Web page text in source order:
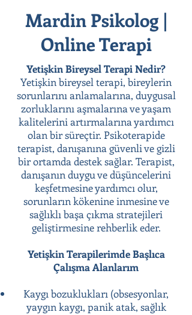
Mardin Psikolog |
Online Terapi
Yetişkin Bireysel Terapi Nedir?
Yetişkin bireysel terapi, bireylerin
sorunlarını anlamalarına, duygusal
zorluklarını aşmalarına ve yaşam
kalitelerini artırmalarına yardımcı
olan bir süreçtir. Psikoterapide
terapist, danışanına güvenli ve gizli
bir ortamda destek sağlar. Terapist,
danışanın duygu ve düşüncelerini
keşfetmesine yardımcı olur,
sorunların kökenine inmesine ve
sağlıklı başa çıkma stratejileri
geliştirmesine rehberlik eder.
Yetişkin Terapilerimde Başlıca
Çalışma Alanlarım
Kaygı bozuklukları (obsesyonlar,
yaygın kaygı, panik atak, sağlık